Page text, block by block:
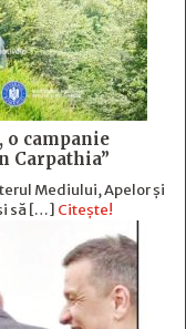
campanie
Carpathia”
Mediului, Apelor și
să […] Citește!